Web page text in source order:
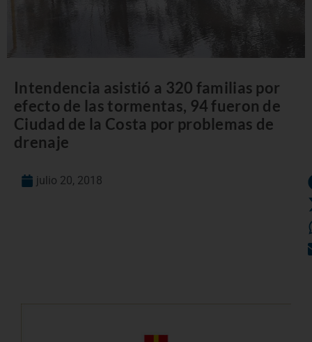
Intendencia asistió a 320 familias por
efecto de las tormentas, 94 fueron de
Ciudad de la Costa por problemas de
drenaje
julio 20, 2018